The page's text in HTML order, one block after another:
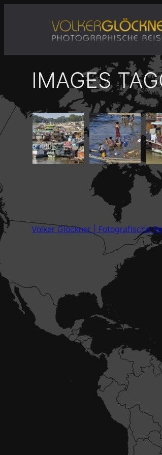
IMAGES
Volker Glöckner | Fotografische